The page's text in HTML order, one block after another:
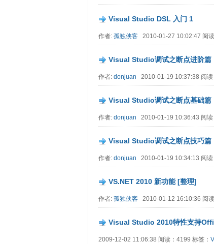
Visual Studio DSL 入门 1
作者: 孤独侠客 2010-01-27 10:02:47 阅
Visual Studio调试之断点进阶篇
作者: donjuan 2010-01-19 10:37:38 阅读
Visual Studio调试之断点基础篇
作者: donjuan 2010-01-19 10:36:43 阅读
Visual Studio调试之断点技巧篇
作者: donjuan 2010-01-19 10:34:13 阅读
VS.NET 2010 新功能 [整理]
作者: 孤独侠客 2010-01-12 16:10:36 阅
Visual Studio 2010特性支持
2009-12-02 11:06:38 阅读：4199 标签：